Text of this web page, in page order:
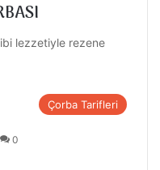
lezzetiyle rezene
Çorba Tarifleri
0